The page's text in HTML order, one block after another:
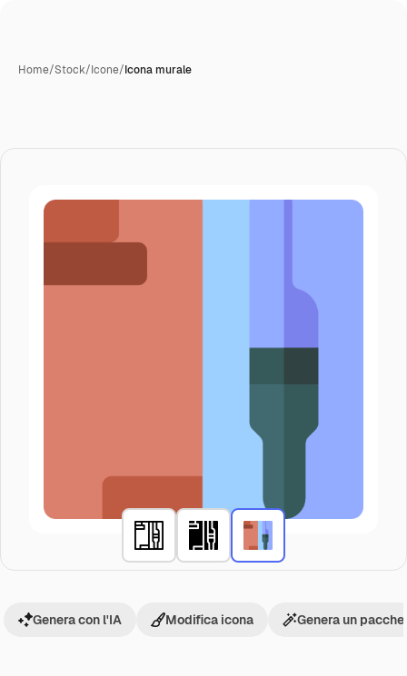
Home/Stock/Icone/Icona murale
Genera con l'IA Modifica icona Genera un